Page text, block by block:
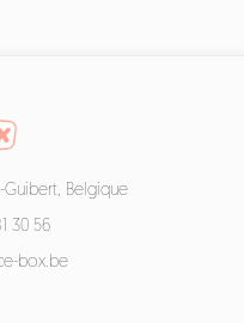
Guibert, Belgique
30 56
box.be